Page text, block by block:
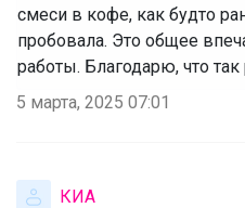
смеси в кофе, как будто
пробовала. Это общее
работы. Благодарю, что
5 марта, 2025 07:01
КИА